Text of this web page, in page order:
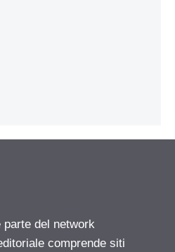
del network
comprende siti